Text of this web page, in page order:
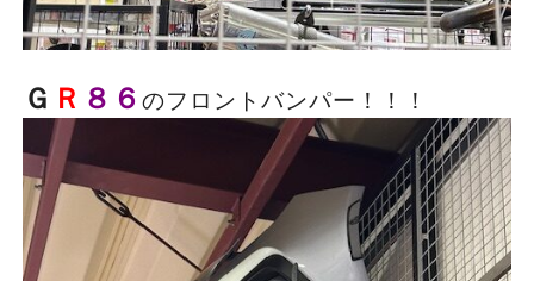
Ｇ Ｒ ８６ のフロントバンパー！！！